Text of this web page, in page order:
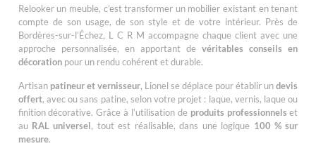
Relooker un meuble, c’est transformer un mobilier existant en tenant
compte de son usage, de son style et de votre intérieur. Près de
Bordères-sur-l’Échez, L C R M accompagne chaque client avec une
approche personnalisée, en apportant devéritables conseils en
décorationpour un rendu cohérent et durable.
Artisan patineur et vernisseur, Lionel se déplace pour établir undevis
offert, avec ou sans patine, selon votre projet : laque, vernis, laque ou
finition décorative. Grâce à l’utilisation de produits professionnels et
au RAL universel, tout est réalisable, dans une logique 100 % sur
mesure.